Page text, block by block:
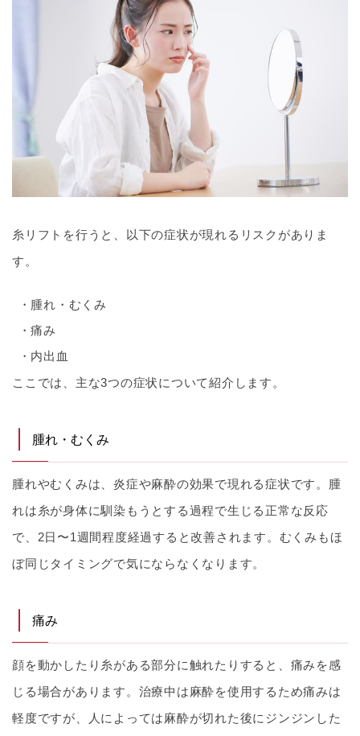
糸リフトを行うと、以下の症状が現れるリスクがありま
す。
腫れ・むくみ
痛み
内出血
ここでは、主な3つの症状について紹介します。
腫れ・むくみ
腫れやむくみは、炎症や麻酔の効果で現れる症状です。腫
れは糸が身体に馴染もうとする過程で生じる正常な反応
で、2日〜1週間程度経過すると改善されます。むくみもほ
ぼ同じタイミングで気にならなくなります。
痛み
顔を動かしたり糸がある部分に触れたりすると、痛みを感
じる場合があります。治療中は麻酔を使用するため痛みは
軽度ですが、人によっては麻酔が切れた後にジンジンした